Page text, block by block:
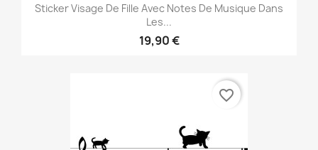
Sticker Visage De Fille Avec Notes De Musique Dans
Les...
19,90 €
favorite_border